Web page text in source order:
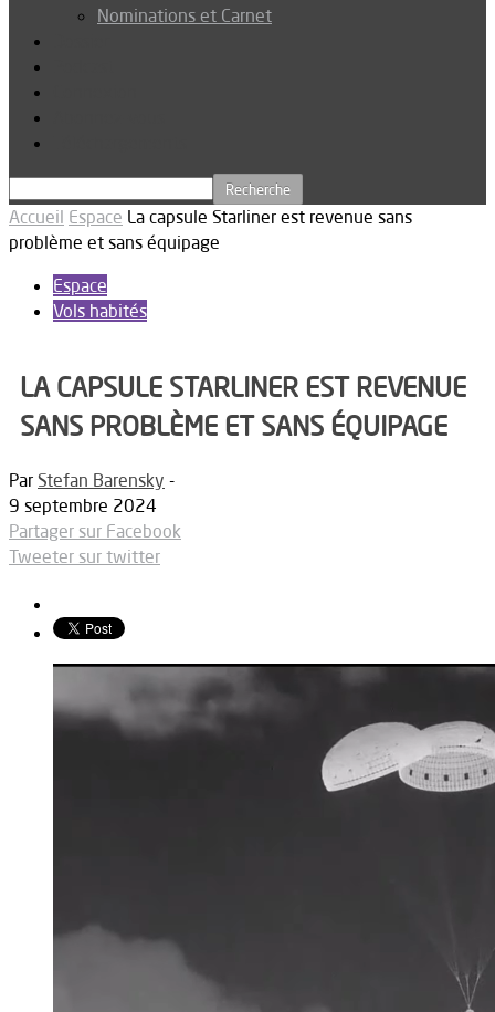
Nominations et Carnet
Accueil Espace La capsule Starliner est revenue sans
problème et sans équipage
Espace
Vols habités
LA CAPSULE STARLINER EST REVENUE
SANS PROBLÈME ET SANS ÉQUIPAGE
Par Stefan Barensky -
9 septembre 2024
Partager sur Facebook
Tweeter sur twitter